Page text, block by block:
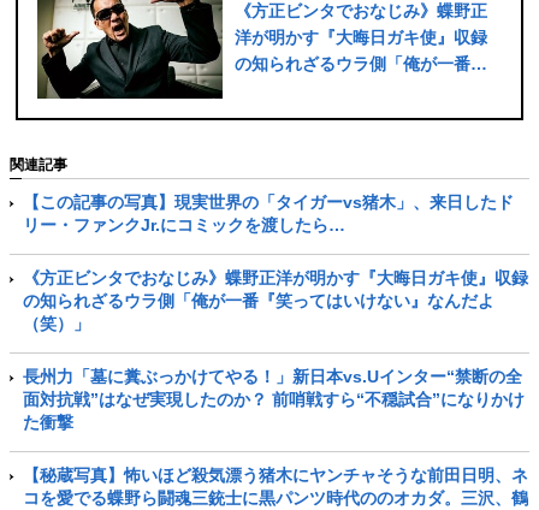
《方正ビンタでおなじみ》蝶野正
洋が明かす『大晦日ガキ使』収録
の知られざるウラ側「俺が一番
（笑）」
関連記事
【この記事の写真】現実世界の「タイガーvs猪木」、来日したド
リー・ファンクJr.にコミックを渡したら…
《方正ビンタでおなじみ》蝶野正洋が明かす『大晦日ガキ使』収録
の知られざるウラ側「俺が一番『笑ってはいけない』なんだよ
（笑）」
長州力「墓に糞ぶっかけてやる！」新日本vs.Uインター“禁断の全
面対抗戦”はなぜ実現したのか？ 前哨戦すら“不穏試合”になりかけ
た衝撃
【秘蔵写真】怖いほど殺気漂う猪木にヤンチャそうな前田日明、ネ
コを愛でる蝶野ら闘魂三銃士に黒パンツ時代ののオカダ。三沢、鶴